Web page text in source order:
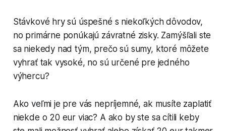
Stávkové hry sú úspešné s niekoľkých dôvodov,
no primárne ponúkajú závratné zisky. Zamýšľali ste
sa niekedy nad tým, prečo sú sumy, ktoré môžete
vyhrať tak vysoké, no sú určené pre jedného
výhercu?
Ako veľmi je pre vás nepríjemné, ak musíte zaplatiť
niekde o 20 eur viac? A ako by ste sa cítili keby